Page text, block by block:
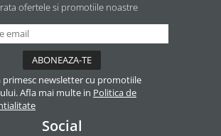
ofertele si promotiile noastre
primesc newsletter cu promotiile
Afla mai multe in Politica de
Social